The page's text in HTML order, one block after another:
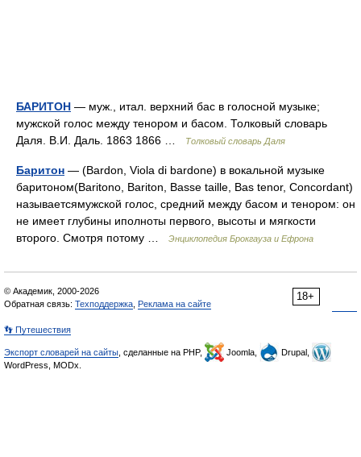
БАРИТОН — муж., итал. верхний бас в голосной музыке;
мужской голос между тенором и басом. Толковый словарь
Даля. В.И. Даль. 1863 1866 …
Толковый словарь Даля
Баритон — (Bardon, Viola di bardone) в вокальной музыке
баритоном(Baritono, Bariton, Basse taille, Bas tenor, Concordant)
называетсямужской голос, средний между басом и тенором: он
не имеет глубины иполноты первого, высоты и мягкости
второго. Смотря потому …
Энциклопедия Брокгауза и Ефрона
18+
© Академик, 2000-2026
Обратная связь: Техподдержка Реклама на сайте
👣 Путешествия
Экспорт словарей на сайты , сделанные на PHP, Joomla,
Drupal,
WordPress, MODx.